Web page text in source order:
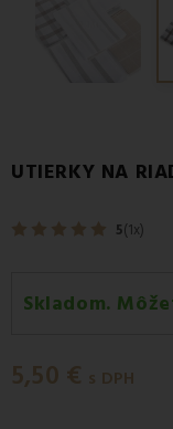
UTIERKY NA
5(1x)
Skladom.
Pondelok 10.08
5,50 € s DPH